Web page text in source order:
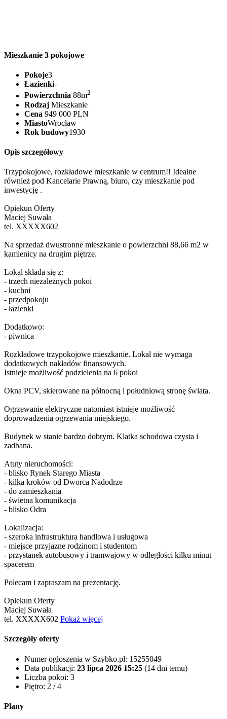
Mieszkanie 3 pokojowe
Pokoje3
Łazienki-
Powierzchnia 88m2
Rodzaj Mieszkanie
Cena 949 000 PLN
MiastoWrocław
Rok budowy1930
Opis szczegółowy
Trzypokojowe, rozkładowe mieszkanie w centrum!! Idealne
również pod Kancelarie Prawną, biuro, czy mieszkanie pod
inwestycję .
Opiekun Oferty
Maciej Suwała
tel. XXXXX602
Na sprzedaż dwustronne mieszkanie o powierzchni 88,66 m2 w
kamienicy na drugim piętrze.
Lokal składa się z:
- trzech niezależnych pokoi
- kuchni
- przedpokoju
- łazienki
Dodatkowo:
- piwnica
Rozkładowe trzypokojowe mieszkanie. Lokal nie wymaga
dodatkowych nakładów finansowych.
Istnieje możliwość podzielenia na 6 pokoi
Okna PCV, skierowane na północną i południową stronę świata.
Ogrzewanie elektryczne natomiast istnieje możliwość
doprowadzenia ogrzewania miejskiego.
Budynek w stanie bardzo dobrym. Klatka schodowa czysta i
zadbana.
Atuty nieruchomości:
- blisko Rynek Starego Miasta
- kilka kroków od Dworca Nadodrze
- do zamieszkania
- świetna komunikacja
- blisko Odra
Lokalizacja:
- szeroka infrastruktura handlowa i usługowa
- miejsce przyjazne rodzinom i studentom
- przystanek autobusowy i tramwajowy w odległości kilku minut
spacerem
Polecam i zapraszam na prezentację.
Opiekun Oferty
Maciej Suwała
tel. XXXXX602 Pokaż więcej
Szczegóły oferty
Numer ogłoszenia w Szybko.pl: 15255049
Data publikacji: 23 lipca 2026 15:25 (14 dni temu)
Liczba pokoi: 3
Piętro: 2 / 4
Plany